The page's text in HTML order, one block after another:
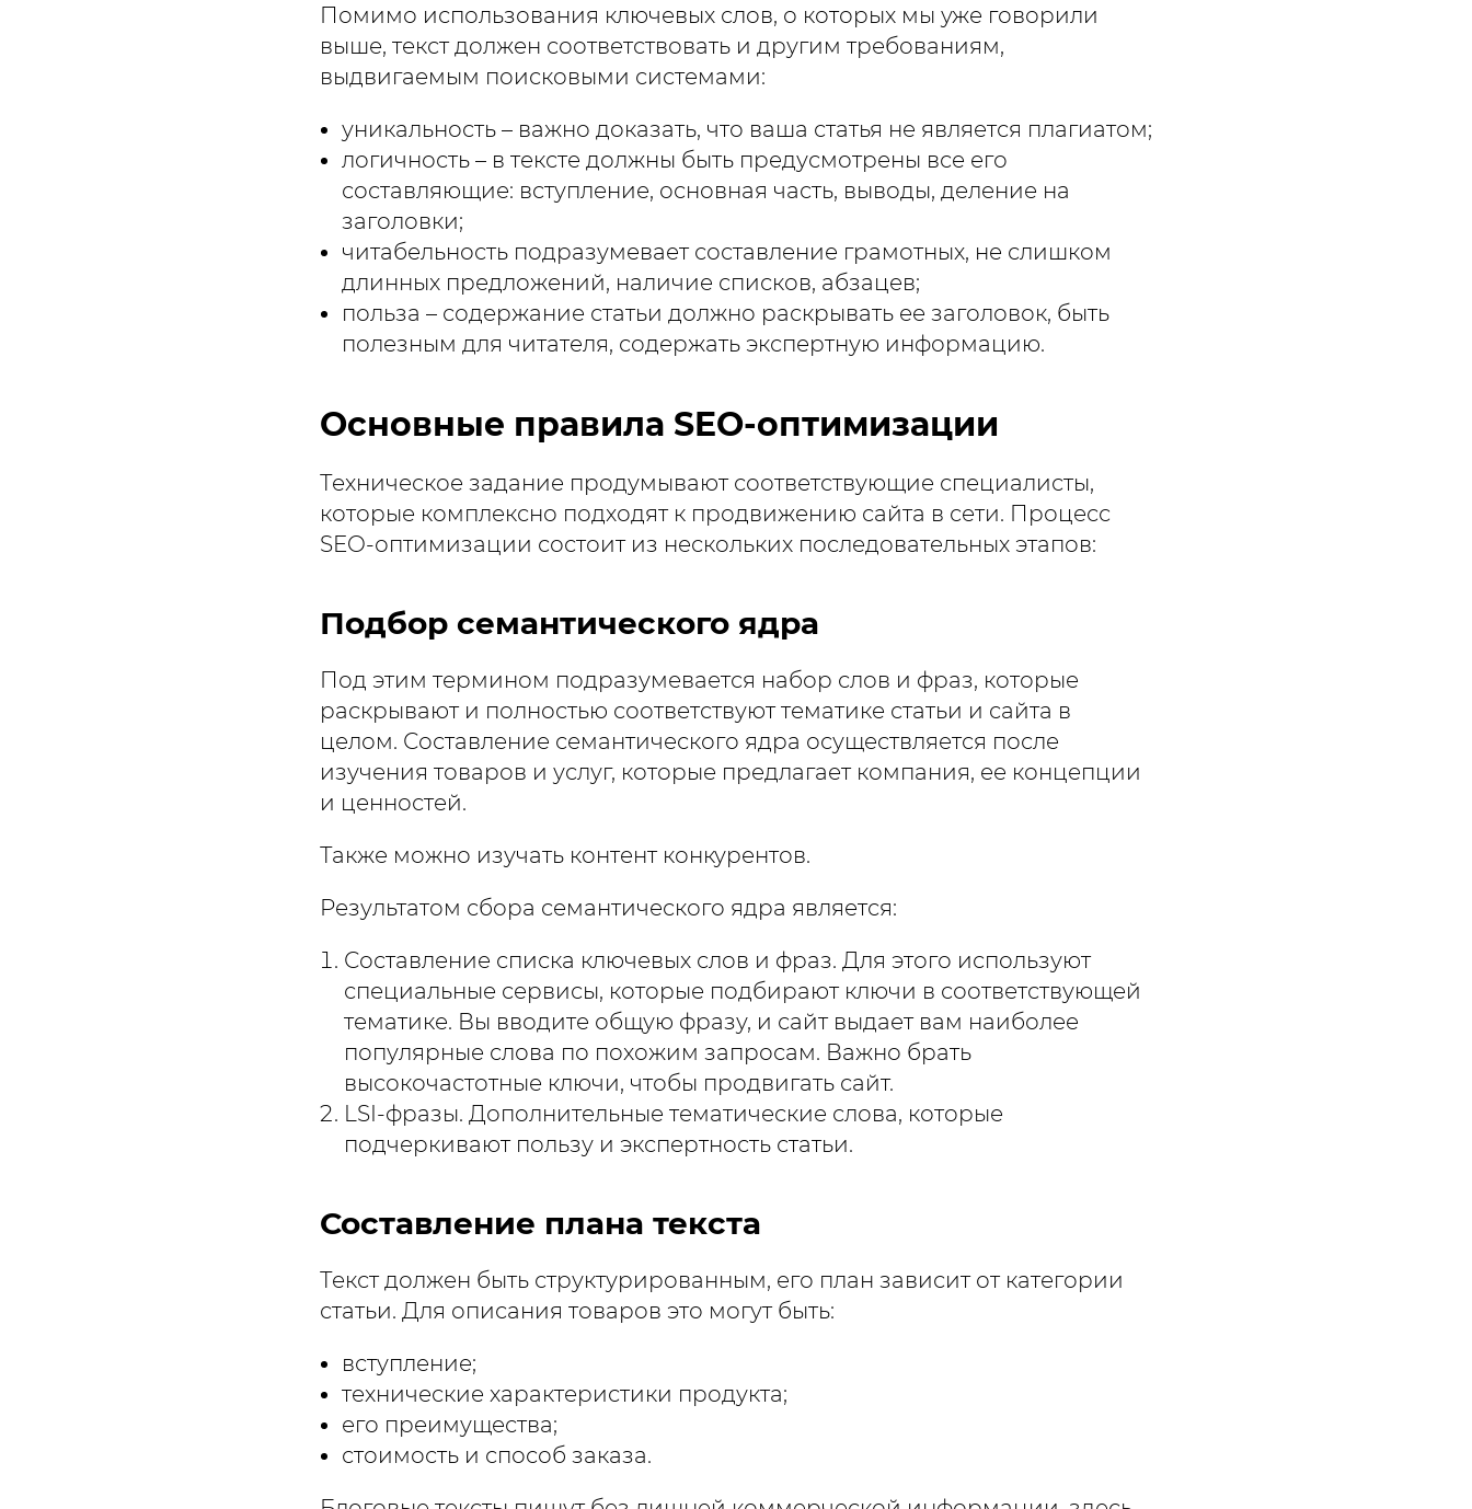
Помимо использования ключевых слов, о которых мы уже говорили
выше, текст должен соответствовать и другим требованиям,
выдвигаемым поисковыми системами:
уникальность – важно доказать, что ваша статья не является плагиатом;
логичность – в тексте должны быть предусмотрены все его
составляющие: вступление, основная часть, выводы, деление на
заголовки;
читабельность подразумевает составление грамотных, не слишком
длинных предложений, наличие списков, абзацев;
польза – содержание статьи должно раскрывать ее заголовок, быть
полезным для читателя, содержать экспертную информацию.
Основные правила SEO-оптимизации
Техническое задание продумывают соответствующие специалисты,
которые комплексно подходят к продвижению сайта в сети. Процесс
SEO-оптимизации состоит из нескольких последовательных этапов:
Подбор семантического ядра
Под этим термином подразумевается набор слов и фраз, которые
раскрывают и полностью соответствуют тематике статьи и сайта в
целом. Составление семантического ядра осуществляется после
изучения товаров и услуг, которые предлагает компания, ее концепции
и ценностей.
Также можно изучать контент конкурентов.
Результатом сбора семантического ядра является:
Составление списка ключевых слов и фраз. Для этого используют
специальные сервисы, которые подбирают ключи в соответствующей
тематике. Вы вводите общую фразу, и сайт выдает вам наиболее
популярные слова по похожим запросам. Важно брать
высокочастотные ключи, чтобы продвигать сайт.
LSI-фразы. Дополнительные тематические слова, которые
подчеркивают пользу и экспертность статьи.
Составление плана текста
Текст должен быть структурированным, его план зависит от категории
статьи. Для описания товаров это могут быть:
вступление;
технические характеристики продукта;
его преимущества;
стоимость и способ заказа.